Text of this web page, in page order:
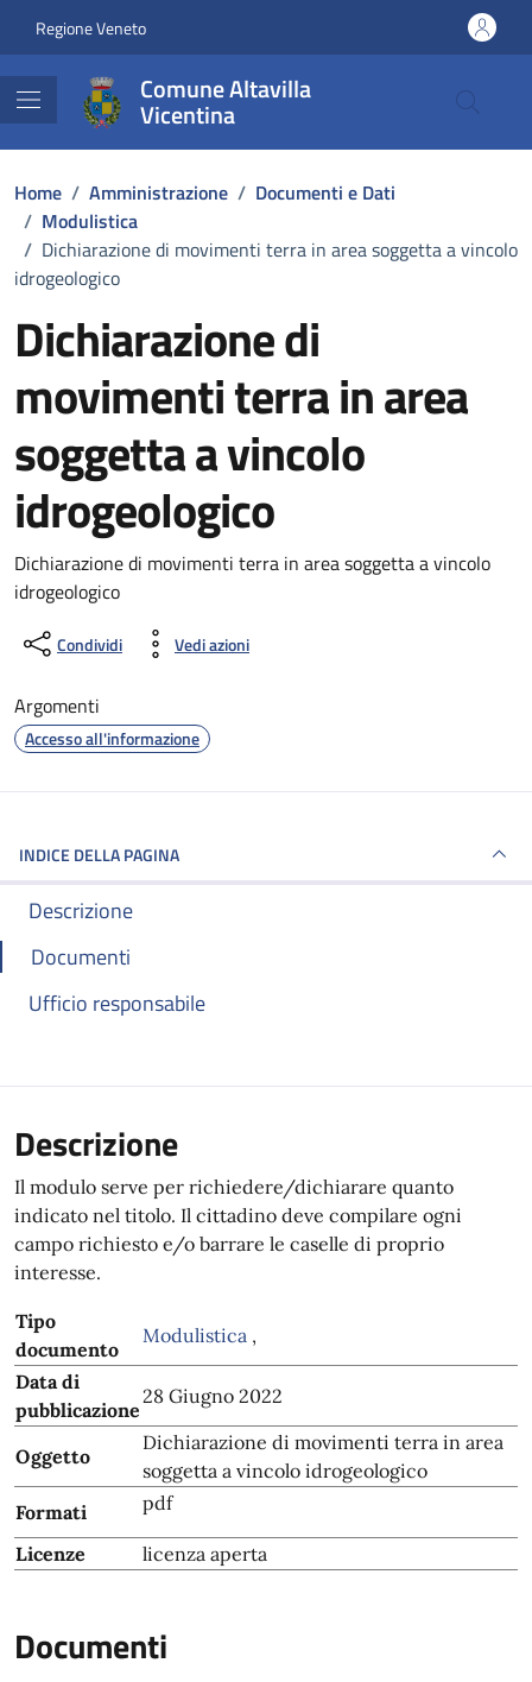
Regione Veneto
Comune Altavilla
Vicentina
Home / Amministrazione / Documenti e Dati
/ Modulistica
/ Dichiarazione di movimenti terra in area soggetta a vincolo
idrogeologico
Dichiarazione di
movimenti terra in area
soggetta a vincolo
idrogeologico
Dettagli del documento
Dichiarazione di movimenti terra in area soggetta a vincolo
idrogeologico
Condividi Vedi azioni
Argomenti
Accesso all'informazione
INDICE DELLA PAGINA
Descrizione
Documenti
Ufficio responsabile
Descrizione
Il modulo serve per richiedere/dichiarare quanto
indicato nel titolo. Il cittadino deve compilare ogni
campo richiesto e/o barrare le caselle di proprio
interesse.
Tipo
documento
Modulistica ,
Data di
pubblicazione
28 Giugno 2022
Oggetto
Dichiarazione di movimenti terra in area
soggetta a vincolo idrogeologico
Formati
pdf
Licenze licenza aperta
Documenti